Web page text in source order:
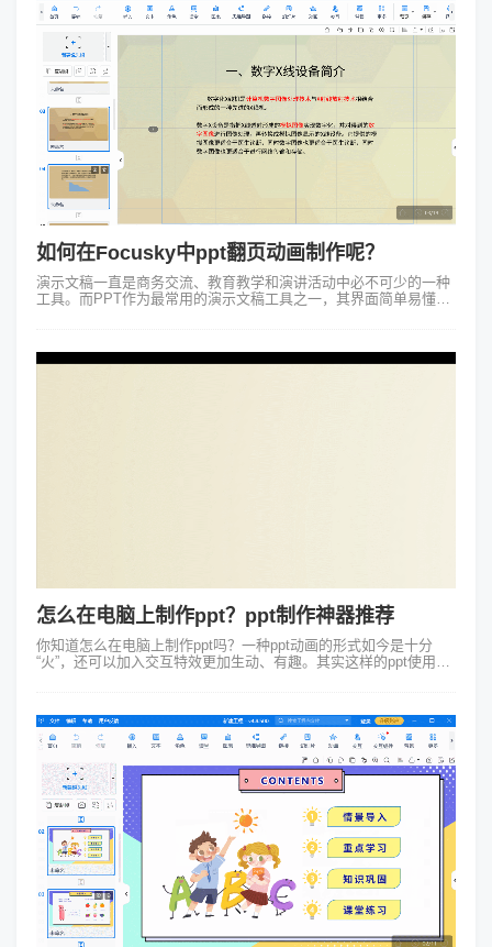
如何在Focusky中ppt翻页动画制作呢？
演示文稿一直是商务交流、教育教学和演讲活动中必不可少的一种
工具。而PPT作为最常用的演示文稿工具之一，其界面简单易懂、
怎么在电脑上制作ppt？ppt制作神器推荐
你知道怎么在电脑上制作ppt吗？一种ppt动画的形式如今是十分
“火”，还可以加入交互特效更加生动、有趣。其实这样的ppt使用